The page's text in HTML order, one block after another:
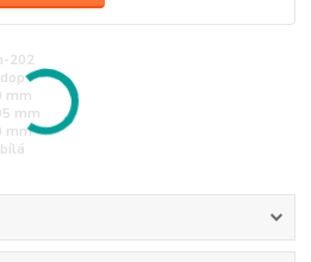
202
mm
mm
mm